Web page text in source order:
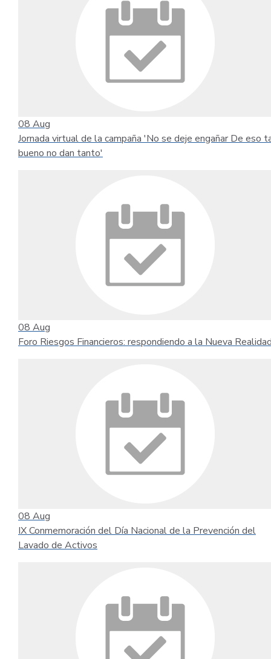
08 Aug
Jornada virtual de la campaña 'No se deje engañar De eso
bueno no dan tanto'
08 Aug
Foro Riesgos Financieros: respondiendo a la Nueva
08 Aug
IX Conmemoración del Día Nacional de la Prevención del
Lavado de Activos